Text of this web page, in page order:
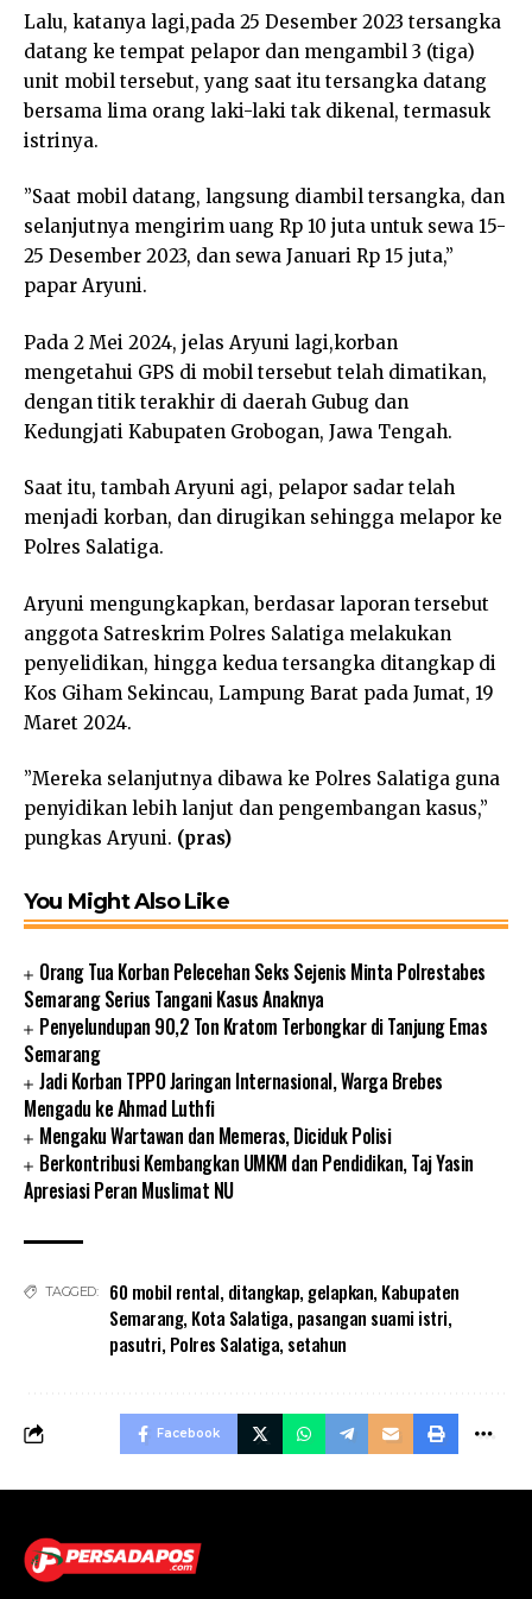
Lalu, katanya lagi,pada 25 Desember 2023 tersangka
datang ke tempat pelapor dan mengambil 3 (tiga)
unit mobil tersebut, yang saat itu tersangka datang
bersama lima orang laki-laki tak dikenal, termasuk
istrinya.
”Saat mobil datang, langsung diambil tersangka, dan
selanjutnya mengirim uang Rp 10 juta untuk sewa 15-
25 Desember 2023, dan sewa Januari Rp 15 juta,”
papar Aryuni.
Pada 2 Mei 2024, jelas Aryuni lagi,korban
mengetahui GPS di mobil tersebut telah dimatikan,
dengan titik terakhir di daerah Gubug dan
Kedungjati Kabupaten Grobogan, Jawa Tengah.
Saat itu, tambah Aryuni agi, pelapor sadar telah
menjadi korban, dan dirugikan sehingga melapor ke
Polres Salatiga.
Aryuni mengungkapkan, berdasar laporan tersebut
anggota Satreskrim Polres Salatiga melakukan
penyelidikan, hingga kedua tersangka ditangkap di
Kos Giham Sekincau, Lampung Barat pada Jumat, 19
Maret 2024.
”Mereka selanjutnya dibawa ke Polres Salatiga guna
penyidikan lebih lanjut dan pengembangan kasus,”
pungkas Aryuni. (pras)
You Might Also Like
Orang Tua Korban Pelecehan Seks Sejenis Minta Polrestabes
Semarang Serius Tangani Kasus Anaknya
Penyelundupan 90,2 Ton Kratom Terbongkar di Tanjung Emas
Semarang
Jadi Korban TPPO Jaringan Internasional, Warga Brebes
Mengadu ke Ahmad Luthfi
Mengaku Wartawan dan Memeras, Diciduk Polisi
Berkontribusi Kembangkan UMKM dan Pendidikan, Taj Yasin
Apresiasi Peran Muslimat NU
TAGGED: 60 mobil rental, ditangkap, gelapkan, Kabupaten
Semarang, Kota Salatiga, pasangan suami istri,
pasutri, Polres Salatiga, setahun
Facebook